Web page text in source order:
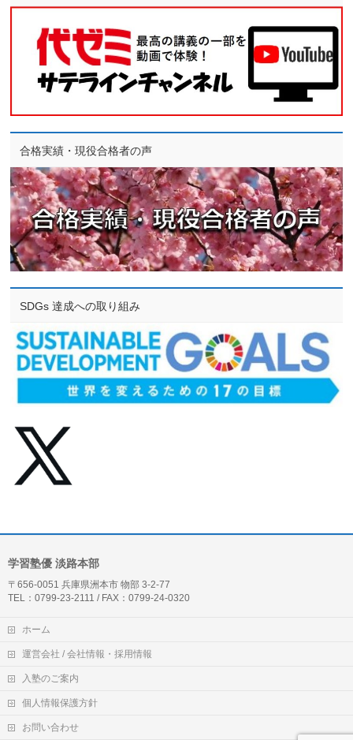
合格実績・現役合格者の声
SDGs 達成への取り組み
学習塾優 淡路本部
〒656-0051 兵庫県洲本市 物部 3-2-77
TEL：0799-23-2111 / FAX：0799-24-0320
ホーム
運営会社 / 会社情報・採用情報
入塾のご案内
個人情報保護方針
お問い合わせ